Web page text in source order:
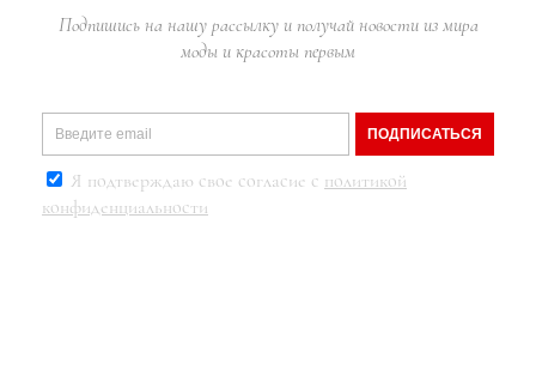
Подпишись на нашу рассылку и получай новости из мира
моды и красоты первым
ПОДПИСАТЬСЯ
Я подтверждаю свое согласие с политикой
конфиденциальности